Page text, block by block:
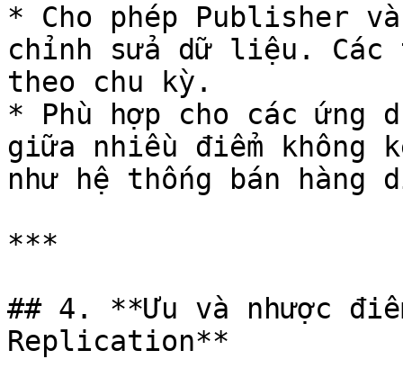
* Cho phép Publisher
chỉnh sửa dữ liệu. Các
theo chu kỳ.
* Phù hợp cho các ứng
giữa nhiều điểm không
như hệ thống bán hàng
***
## 4. **Ưu và nhược
Replication**